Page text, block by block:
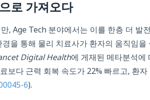
로 가져오다
, Age Tech 분야에서는 이를 한층 더 발
을 통해 물리 치료사가 환자의 움직임을
Digital Health에 게재된 메타분석에
보다 근력 회복 속도가 22% 빠르고, 환
6).